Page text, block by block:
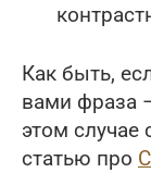
Как быть,
вами фраза
этом случае
статью про